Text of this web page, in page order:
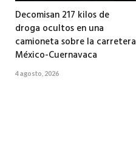
Decomisan 217 kilos de
droga ocultos en una
camioneta sobre la carretera
México-Cuernavaca
4 agosto, 2026